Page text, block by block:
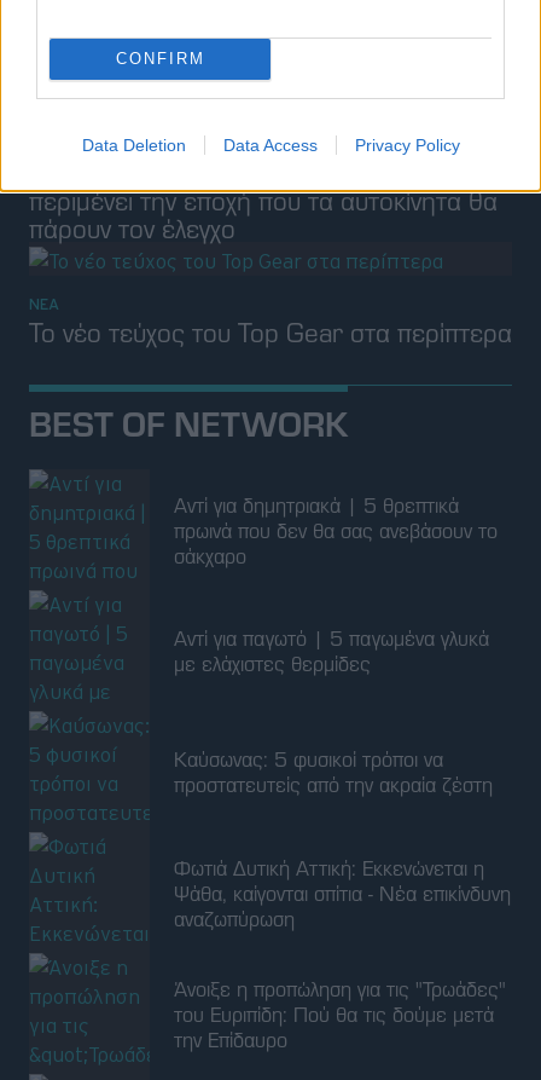
CONFIRM
Data Deletion Data Access Privacy Policy
ΣΥΝΕΝΤΕΥΞΕΙΣ
περιμένει την εποχή που τα αυτοκίνητα θα
πάρουν τον έλεγχο
ΝΕΑ
Το νέο τεύχος του Top Gear στα περίπτερα
BEST OF NETWORK
Αντί για δημητριακά | 5 θρεπτικά
πρωινά που δεν θα σας ανεβάσουν το
σάκχαρο
Αντί για παγωτό | 5 παγωμένα γλυκά
με ελάχιστες θερμίδες
Καύσωνας: 5 φυσικοί τρόποι να
προστατευτείς από την ακραία ζέστη
Φωτιά Δυτική Αττική: Εκκενώνεται η
Ψάθα, καίγονται σπίτια - Νέα επικίνδυνη
αναζωπύρωση
Άνοιξε η προπώληση για τις "Τρωάδες"
του Ευριπίδη: Πού θα τις δούμε μετά
την Επίδαυρο